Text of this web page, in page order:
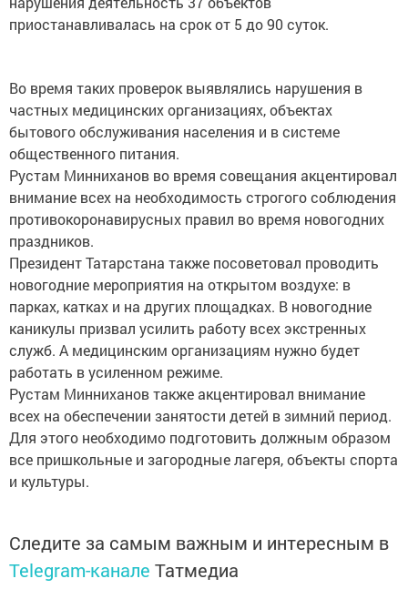
приостанавливалась на срок от 5 до 90 суток.
Во время таких проверок выявлялись нарушения в
частных медицинских организациях, объектах
бытового обслуживания населения и в системе
общественного питания.
Рустам Минниханов во время совещания акцентировал
внимание всех на необходимость строгого соблюдения
противокоронавирусных правил во время новогодних
праздников.
Президент Татарстана также посоветовал проводить
новогодние мероприятия на открытом воздухе: в
парках, катках и на других площадках. В новогодние
каникулы призвал усилить работу всех экстренных
служб. А медицинским организациям нужно будет
работать в усиленном режиме.
Рустам Минниханов также акцентировал внимание
всех на обеспечении занятости детей в зимний период.
Для этого необходимо подготовить должным образом
все пришкольные и загородные лагеря, объекты спорта
и культуры.
Следите за самым важным и интересным в
Telegram-канале Татмедиа